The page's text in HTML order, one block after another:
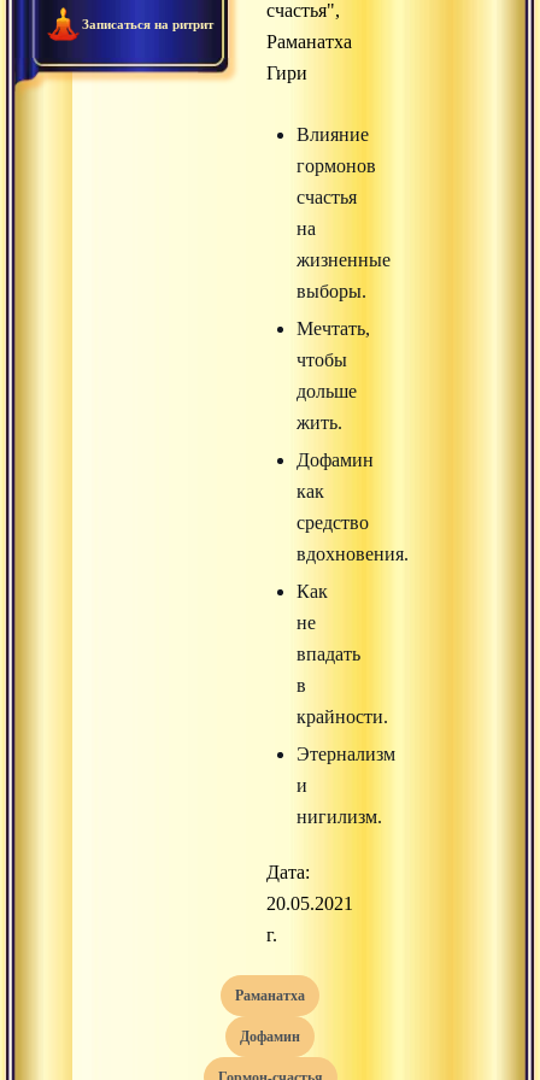
Записаться на ритрит
счастья",
Раманатха
Гири
Влияние
гормонов
счастья
на
жизненные
выборы.
Мечтать,
чтобы
дольше
жить.
Дофамин
как
средство
вдохновения.
Как
не
впадать
в
крайности.
Этернализм
и
нигилизм.
Дата:
20.05.2021
г.
раманатха
дофамин